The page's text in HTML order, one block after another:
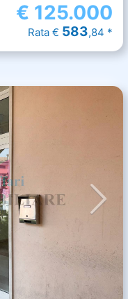
€ 125.000
Rata € 583,84 *